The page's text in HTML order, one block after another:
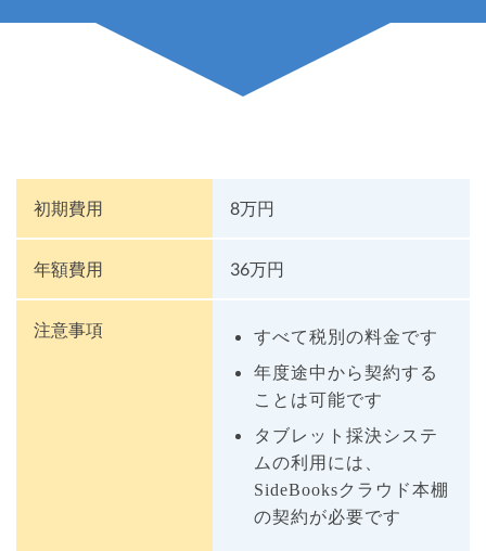
初期費用 8万円
年額費用 36万円
注意事項
すべて税別の料金です
年度途中から契約する
ことは可能です
タブレット採決システ
ムの利用には、
SideBooksクラウド本棚
の契約が必要です